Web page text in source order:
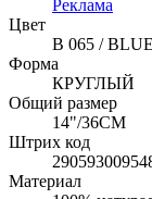
Реклама
Цвет
B 065 / BLUE
Форма
КРУГЛЫЙ
Общий размер
14"/36СМ
Штрих код
Материал